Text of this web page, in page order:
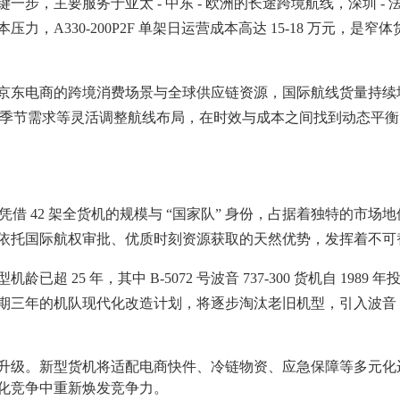
，主要服务于亚太 - 中东 - 欧洲的长途跨境航线，深圳 -
力，A330-200P2F 单架日运营成本高达 15-18 万元，是窄
商的跨境消费场景与全球供应链资源，国际航线货量持续
节需求等灵活调整航线布局，在时效与成本之间找到动态平
42 架全货机的规模与 “国家队” 身份，占据着独特的市场
托国际航权审批、优质时刻资源获取的天然优势，发挥着不
已超 25 年，其中 B-5072 号波音 737-300 货机自 1989 年
年的机队现代化改造计划，将逐步淘汰老旧机型，引入波音
新型货机将适配电商快件、冷链物资、应急保障等多元化
争中重新焕发竞争力。